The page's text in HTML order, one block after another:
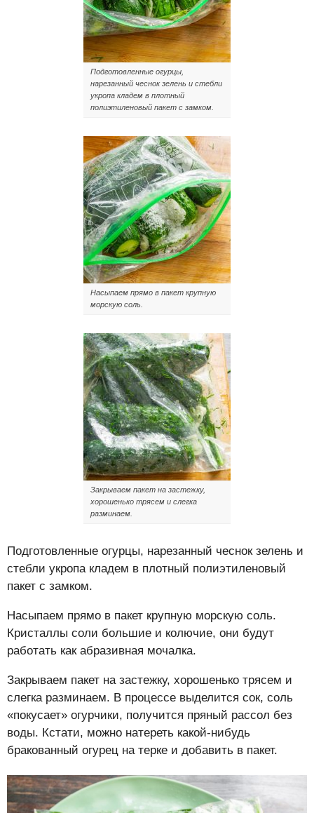
Подготовленные огурцы,
нарезанный чеснок зелень и стебли
укропа кладем в плотный
полиэтиленовый пакет с замком.
Насыпаем прямо в пакет крупную
морскую соль.
Закрываем пакет на застежку,
хорошенько трясем и слегка
разминаем.
Подготовленные огурцы, нарезанный чеснок зелень и
стебли укропа кладем в плотный полиэтиленовый
пакет с замком.
Насыпаем прямо в пакет крупную морскую соль.
Кристаллы соли большие и колючие, они будут
работать как абразивная мочалка.
Закрываем пакет на застежку, хорошенько трясем и
слегка разминаем. В процессе выделится сок, соль
«покусает» огурчики, получится пряный рассол без
воды. Кстати, можно натереть какой-нибудь
бракованный огурец на терке и добавить в пакет.